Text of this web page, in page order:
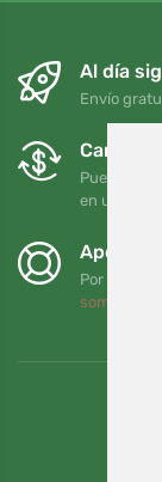
Al día
Envío
Puede
en un
Por cada
somos